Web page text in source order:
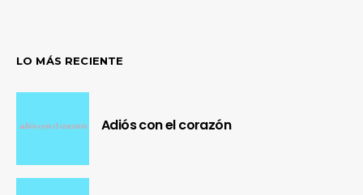
LO MÁS RECIENTE
Adiós con el corazón